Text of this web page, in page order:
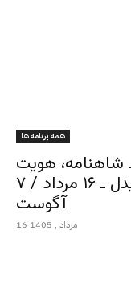
همه برنامه ها
شاهنامه، هویت
ایرانی و گفت‌وگو با مازیار قویدل ـ ۱۶ مرداد / ۷
آگوست
16 مرداد , 1405